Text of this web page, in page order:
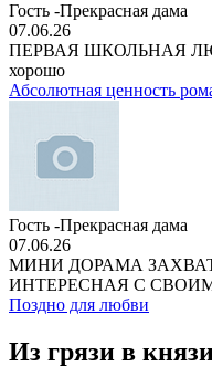
Гость -Прекрасная дама
07.06.26
ПЕРВАЯ ШКОЛЬНАЯ
хорошо
Абсолютная ценность
Гость -Прекрасная дама
07.06.26
МИНИ ДОРАМА
ИНТЕРЕСНАЯ С
Поздно для любви
Из грязи в